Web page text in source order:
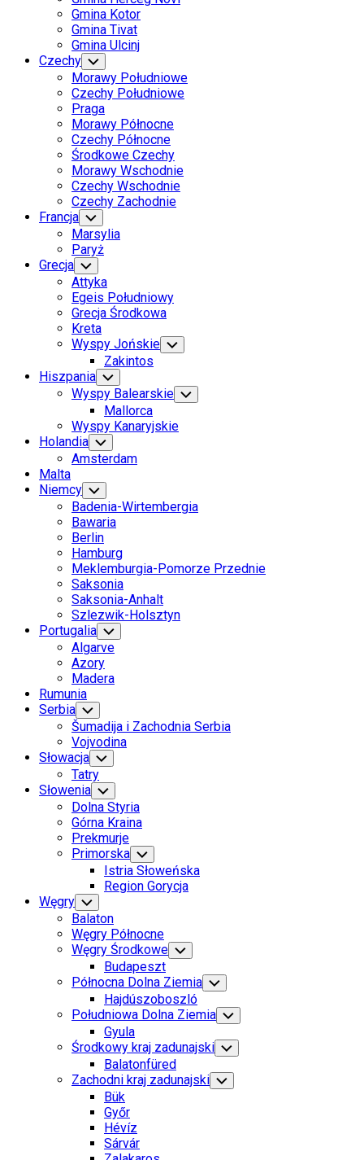
Gmina Kotor
Gmina Tivat
Gmina Ulcinj
Czechy Toggle
Child
Menu
Morawy Południowe
Czechy Południowe
Praga
Morawy Północne
Czechy Północne
Środkowe Czechy
Morawy Wschodnie
Czechy Wschodnie
Czechy Zachodnie
Francja Toggle
Child
Menu
Marsylia
Paryż
Grecja Toggle
Child
Menu
Attyka
Egeis Południowy
Grecja Środkowa
Kreta
Wyspy Jońskie Toggle
Child
Zakintos
Hiszpania Toggle
Child
Menu
Wyspy Balearskie Toggle
Child
Mallorca
Wyspy Kanaryjskie
Holandia Toggle
Child
Menu
Amsterdam
Malta
Niemcy Toggle
Child
Menu
Badenia-Wirtembergia
Bawaria
Berlin
Hamburg
Meklemburgia-Pomorze Przednie
Saksonia
Saksonia-Anhalt
Szlezwik-Holsztyn
Portugalia Toggle
Child
Menu
Algarve
Azory
Madera
Rumunia
Serbia Toggle
Child
Menu
Šumadija i Zachodnia Serbia
Vojvodina
Słowacja Toggle
Child
Menu
Tatry
Słowenia Toggle
Child
Menu
Dolna Styria
Górna Kraina
Prekmurje
Primorska Toggle
Child
Menu
Istria Słoweńska
Region Gorycja
Węgry Toggle
Child
Menu
Balaton
Węgry Północne
Węgry Środkowe Toggle
Child
Menu
Budapeszt
Północna Dolna Ziemia Toggle
Child
Menu
Hajdúszoboszló
Południowa Dolna Ziemia Toggle
Child
Menu
Gyula
Środkowy kraj zadunajski Toggle
Child
Menu
Balatonfüred
Zachodni kraj zadunajski Toggle
Child
Bük
Győr
Hévíz
Sárvár